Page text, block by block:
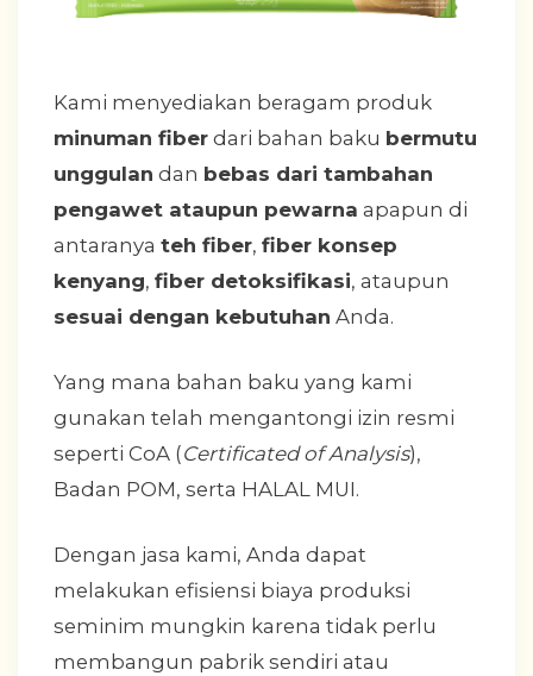
Kami menyediakan beragam produk
minuman fiber dari bahan baku bermutu
unggulan dan bebas dari tambahan
pengawet ataupun pewarna apapun di
antaranya teh fiber, fiber konsep
kenyang, fiber detoksifikasi, ataupun
sesuai dengan kebutuhan Anda.
Yang mana bahan baku yang kami
gunakan telah mengantongi izin resmi
seperti CoA (Certificated of Analysis),
Badan POM, serta HALAL MUI.
Dengan jasa kami, Anda dapat
melakukan efisiensi biaya produksi
seminim mungkin karena tidak perlu
membangun pabrik sendiri atau